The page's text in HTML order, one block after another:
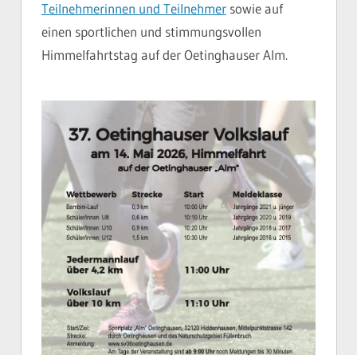
Teilnehmerinnen und Teilnehmer sowie auf
einen sportlichen und stimmungsvollen
Himmelfahrtstag auf der Oetinghauser Alm.